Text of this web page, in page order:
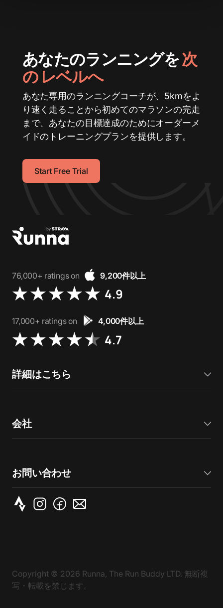
あなたのランニングを次
の レベルへ
あなた専用のランニングコーチが、5kmをよ
り速く走ることから初めてのマラソンの完走
まで、あなたの目標達成のためにオーダーメ
イドのトレーニングプランを提供します。
Start Free Trial
76,000+ ratings on 9,200件以上
4.9
17,000+ ratings on 4,000件以上
4.7
詳細はこちら
会社
お問い合わせ
Copyright © 2026 Runna, The Run Buddy LTD. 無断複
写・転載を禁じます。